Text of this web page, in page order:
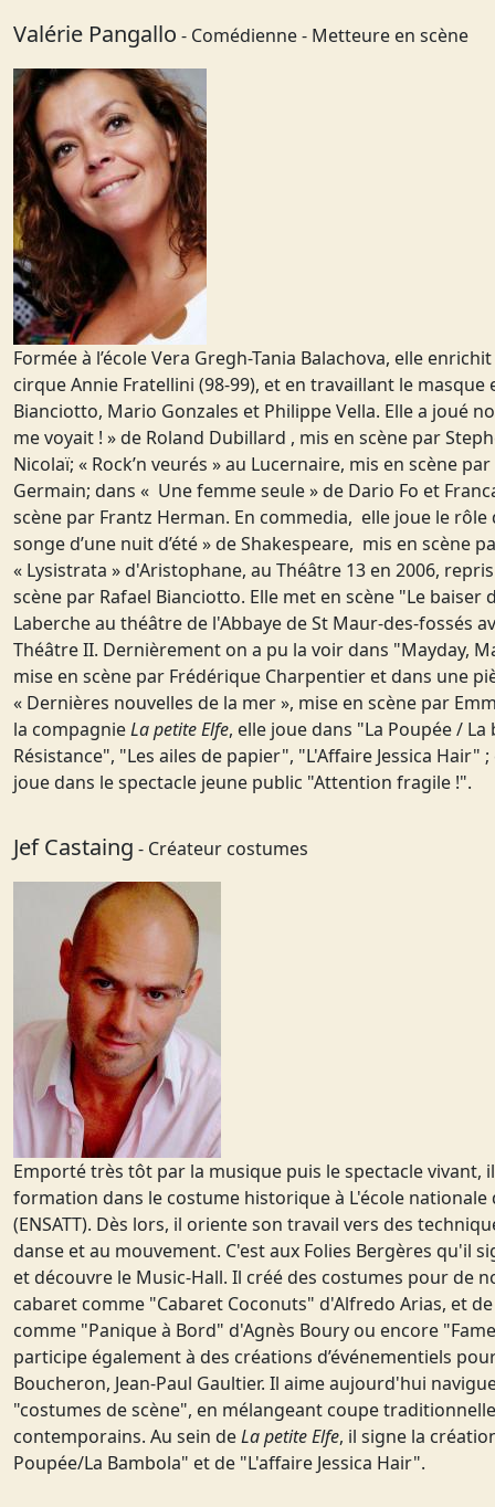
Valérie Pangallo - Comédienne - Metteure en scène
Formée à l’école Vera Gregh-Tania Balachova, elle
cirque Annie Fratellini (98-99), et en travaillant le masque
Bianciotto, Mario Gonzales et Philippe Vella. Elle a joué
me voyait ! » de Roland Dubillard , mis en scène par
Nicolaï; « Rock’n veurés » au Lucernaire, mis en scène par
Germain; dans « Une femme seule » de Dario Fo et
scène par Frantz Herman. En commedia, elle joue le rôle
songe d’une nuit d’été » de Shakespeare, mis en scène
« Lysistrata » d'Aristophane, au Théâtre 13 en 2006,
scène par Rafael Bianciotto. Elle met en scène "Le
Laberche au théâtre de l'Abbaye de St Maur-des-fossés
Théâtre II. Dernièrement on a pu la voir dans "Mayday,
mise en scène par Frédérique Charpentier et dans une
« Dernières nouvelles de la mer », mise en scène par
la compagnieLa petite Elfe, elle joue dans "La Poupée /
Résistance", "Les ailes de papier", "L'Affaire Jessica Hair"
joue dans le spectacle jeune public "Attention fragile !".
Jef Castaing - Créateur costumes
Emporté très tôt par la musique puis le spectacle vivant,
formation dans le costume historique à L'école nationale
(ENSATT). Dès lors, il oriente son travail vers des
danse et au mouvement. C'est aux Folies Bergères qu'il
et découvre le Music-Hall. Il créé des costumes pour de
cabaret comme "Cabaret Coconuts" d'Alfredo Arias, et
comme "Panique à Bord" d'Agnès Boury ou encore
participe également à des créations d’événementiels
Boucheron, Jean-Paul Gaultier. Il aime aujourd'hui
"costumes de scène", en mélangeant coupe
contemporains. Au sein deLa petite Elfe, il signe la
Poupée/La Bambola" et de "L'affaire Jessica Hair".